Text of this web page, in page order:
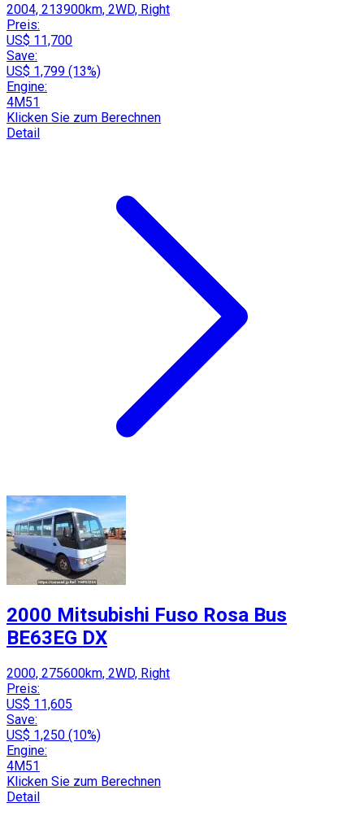
2004, 213900km, 2WD, Right
Preis:
US$ 11,700
Save:
US$ 1,799 (13%)
Engine:
4M51
Klicken Sie zum Berechnen
Detail
2000 Mitsubishi Fuso Rosa Bus
BE63EG DX
2000, 275600km, 2WD, Right
Preis:
US$ 11,605
Save:
US$ 1,250 (10%)
Engine:
4M51
Klicken Sie zum Berechnen
Detail